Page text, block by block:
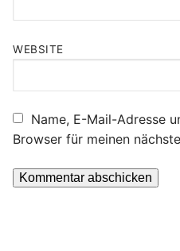
WEBSITE
Name, E-Mail-Adresse
Browser für meinen